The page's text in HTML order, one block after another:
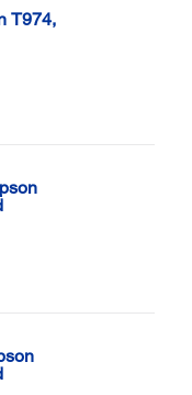
T974,